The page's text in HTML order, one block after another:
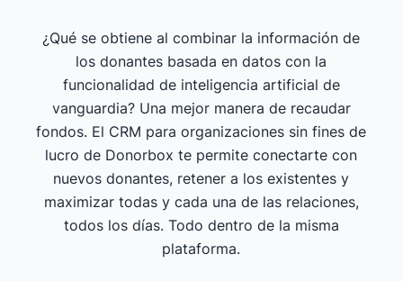
¿Qué se obtiene al combinar la información de
los donantes basada en datos con la
funcionalidad de inteligencia artificial de
vanguardia? Una mejor manera de recaudar
fondos. El CRM para organizaciones sin fines de
lucro de Donorbox te permite conectarte con
nuevos donantes, retener a los existentes y
maximizar todas y cada una de las relaciones,
todos los días. Todo dentro de la misma
plataforma.